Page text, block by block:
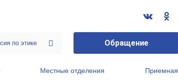
Обращение
Местные отделения Приемная